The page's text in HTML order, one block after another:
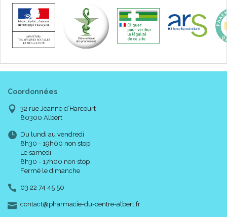
Coordonnées
32 rue Jeanne d’Harcourt
80300 Albert
Du lundi au vendredi
8h30 - 19h00 non stop
Le samedi
8h30 - 17h00 non stop
Fermé le dimanche
03 22 74 45 50
contact-
@-
pharmacie-du-centre-albert.fr